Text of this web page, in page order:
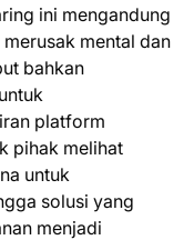
ini mengandung
mental dan
bahkan
platform
pihak melihat
untuk
solusi yang
menjadi